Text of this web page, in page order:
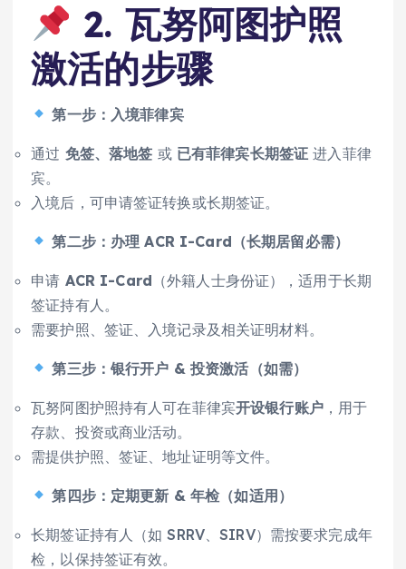
2. 瓦努阿图护照
激活的步骤
第一步：入境菲律宾
通过 免签、落地签 或 已有菲律宾长期签证 进入菲律
宾。
入境后，可申请签证转换或长期签证。
第二步：办理 ACR I-Card（长期居留必需）
申请 ACR I-Card （外籍人士身份证），适用于长期
签证持有人。
需要护照、签证、入境记录及相关证明材料。
第三步：银行开户 & 投资激活（如需）
瓦努阿图护照持有人可在菲律宾开设银行账户，用于
存款、投资或商业活动。
需提供护照、签证、地址证明等文件。
第四步：定期更新 & 年检（如适用）
长期签证持有人（如 SRRV、SIRV）需按要求完成年
检，以保持签证有效。